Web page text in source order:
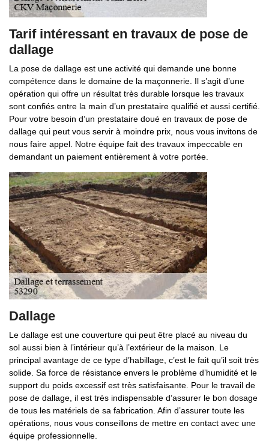
Tarif intéressant en travaux de pose de
dallage
La pose de dallage est une activité qui demande une bonne
compétence dans le domaine de la maçonnerie. Il s’agit d’une
opération qui offre un résultat très durable lorsque les travaux
sont confiés entre la main d’un prestataire qualifié et aussi certifié.
Pour votre besoin d’un prestataire doué en travaux de pose de
dallage qui peut vous servir à moindre prix, nous vous invitons de
nous faire appel. Notre équipe fait des travaux impeccable en
demandant un paiement entièrement à votre portée.
Dallage
Le dallage est une couverture qui peut être placé au niveau du
sol aussi bien à l’intérieur qu’à l’extérieur de la maison. Le
principal avantage de ce type d’habillage, c’est le fait qu’il soit très
solide. Sa force de résistance envers le problème d’humidité et le
support du poids excessif est très satisfaisante. Pour le travail de
pose de dallage, il est très indispensable d’assurer le bon dosage
de tous les matériels de sa fabrication. Afin d’assurer toute les
opérations, nous vous conseillons de mettre en contact avec une
équipe professionnelle.